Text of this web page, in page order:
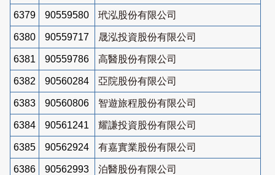
6379 90559580 玳泓股份有限公司
6380 90559717 晟泓投資股份有限公司
6381 90559786 高醫股份有限公司
6382 90560284 亞院股份有限公司
6383 90560806 智遊旅程股份有限公司
6384 90561241 耀謙投資股份有限公司
6385 90562924 有嘉實業股份有限公司
6386 90562993 泊醫股份有限公司